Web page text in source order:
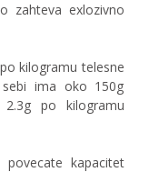
zahteva exlozivno
kilogramu telesne
ima oko 150g
2.3g po kilogramu
kapacitet